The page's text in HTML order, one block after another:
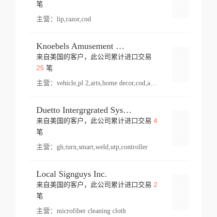
笔
主营： lip,razor,cod
Knoebels Amusement Resort
来自美国的客户，此公司累计进口交易
25笔
主营： vehicle,pl 2,arts,home decor,cod,amusement ride,sea
Duetto Intergrgrated Systems Inc.
来自美国的客户，此公司累计进口交易 4
笔
主营： gh,turn,smart,weld,utp,controller
Local Signguys Inc.
来自美国的客户，此公司累计进口交易 2
笔
主营： microfiber cleaning cloth